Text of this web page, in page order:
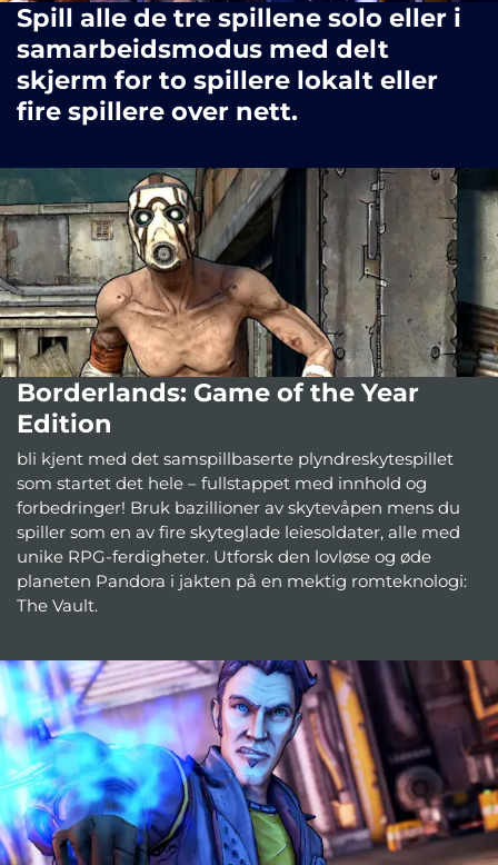
Spill alle de tre spillene solo eller i
samarbeidsmodus med delt
skjerm for to spillere lokalt eller
fire spillere over nett.
Borderlands: Game of the Year
Edition
bli kjent med det samspillbaserte plyndreskytespillet
som startet det hele – fullstappet med innhold og
forbedringer! Bruk bazillioner av skytevåpen mens du
spiller som en av fire skyteglade leiesoldater, alle med
unike RPG-ferdigheter. Utforsk den lovløse og øde
planeten Pandora i jakten på en mektig romteknologi:
The Vault.